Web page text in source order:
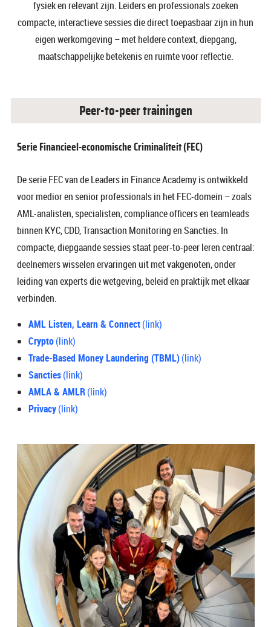
fysiek en relevant zijn. Leiders en professionals zoeken
compacte, interactieve sessies die direct toepasbaar zijn in hun
eigen werkomgeving – met heldere context, diepgang,
maatschappelijke betekenis en ruimte voor reflectie.
Peer-to-peer trainingen
Serie Financieel-economische Criminaliteit (FEC)
De serie FEC van de Leaders in Finance Academy is ontwikkeld
voor medior en senior professionals in het FEC-domein – zoals
AML-analisten, specialisten, compliance officers en teamleads
binnen KYC, CDD, Transaction Monitoring en Sancties. In
compacte, diepgaande sessies staat peer-to-peer leren centraal:
deelnemers wisselen ervaringen uit met vakgenoten, onder
leiding van experts die wetgeving, beleid en praktijk met elkaar
verbinden.
AML Listen, Learn & Connect(link)
Crypto(link)
Trade-Based MoneyLaundering (TBML)(link)
Sancties(link)
AMLA & AMLR(link)
Privacy(link)